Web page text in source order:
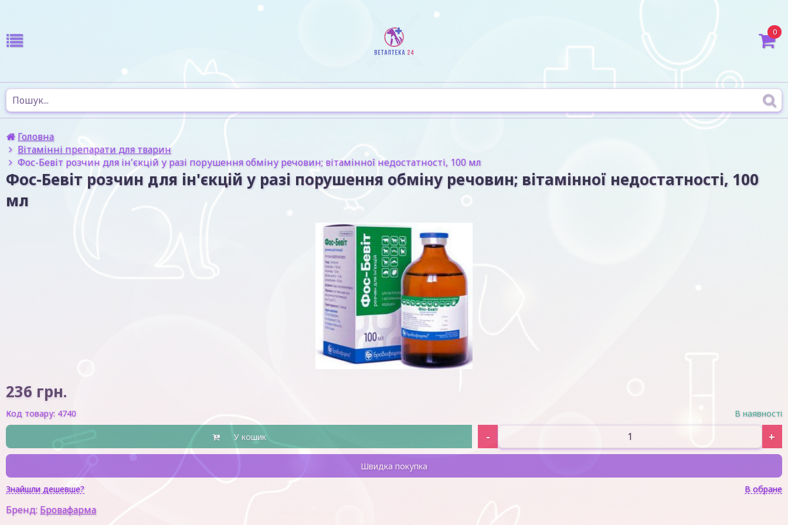
0
Головна
Вітамінні препарати для тварин
Фос-Бевіт розчин для ін'єкцій у разі порушення обміну речовин; вітамінної недостатності, 100 мл
Фос-Бевіт розчин для ін'єкцій у разі порушення обміну речовин; вітамінної недостатності, 100
мл
236 грн.
Код товару: 4740 В наявності
У кошик - +
Швидка покупка
Знайшли дешевше? В обране
Бренд: Бровафарма